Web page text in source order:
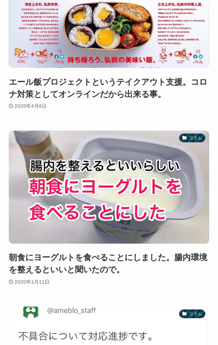
エール飯プロジェクトというテイクアウト支援。コロ
ナ対策としてオンラインだから出来る事。
2020年4月6日
コラム
朝食にヨーグルトを食べることにしました。腸内環境
を整えるといいと聞いたので。
2020年1月11日
コラム